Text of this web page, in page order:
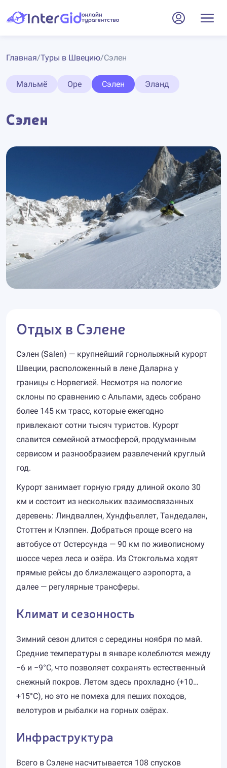
Главная/Туры в Швецию/Сэлен
Мальмё Оре Сэлен Эланд
Сэлен
Отдых в Сэлене
Сэлен (Salen) — крупнейший горнолыжный курорт
Швеции, расположенный в ленe Даларна у
границы с Норвегией. Несмотря на пологие
склоны по сравнению с Альпами, здесь собрано
более 145 км трасс, которые ежегодно
привлекают сотни тысяч туристов. Курорт
славится семейной атмосферой, продуманным
сервисом и разнообразием развлечений круглый
год.
Курорт занимает горную гряду длиной около 30
км и состоит из нескольких взаимосвязанных
деревень: Линдваллен, Хундфьеллет, Тандедален,
Стоттен и Клэппен. Добраться проще всего на
автобусе от Остерсунда — 90 км по живописному
шоссе через леса и озёра. Из Стокгольма ходят
прямые рейсы до близлежащего аэропорта, а
далее — регулярные трансферы.
Климат и сезонность
Зимний сезон длится с середины ноября по май.
Средние температуры в январе колеблются между
−6 и −9°C, что позволяет сохранять естественный
снежный покров. Летом здесь прохладно (+10…
+15°C), но это не помеха для пеших походов,
велотуров и рыбалки на горных озёрах.
Инфраструктура
Всего в Сэлене насчитывается 108 спусков